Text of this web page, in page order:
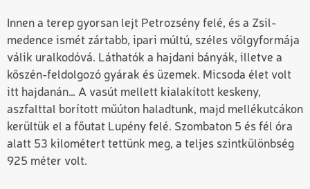
Innen a terep gyorsan lejt Petrozsény felé, és a Zsil-
medence ismét zártabb, ipari múltú, széles völgyformája
válik uralkodóvá. Láthatók a hajdani bányák, illetve a
kőszén-feldolgozó gyárak és üzemek. Micsoda élet volt
itt hajdanán… A vasút mellett kialakított keskeny,
aszfalttal borított műúton haladtunk, majd mellékutcákon
kerültük el a főutat Lupény felé. Szombaton 5 és fél óra
alatt 53 kilométert tettünk meg, a teljes szintkülönbség
925 méter volt.